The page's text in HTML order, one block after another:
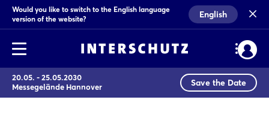
Would you like to switch to the English language
version of the website?
English
20.05. - 25.05.2030
Messegelände Hannover
Save the Date